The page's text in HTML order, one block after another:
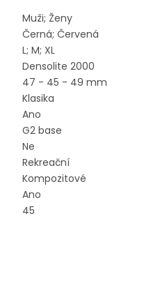
Muži; Ženy
Černá; Červená
L; M; XL
Densolite 2000
47 - 45 - 49 mm
Klasika
Ano
G2 base
Ne
Rekreační
Kompozitové
Ano
45